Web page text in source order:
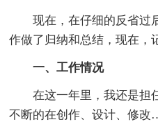
现在，在仔细的反省过
作做了归纳和总结，现在，
一、工作情况
在这一年里，我还是担任
不断的在创作、设计、修